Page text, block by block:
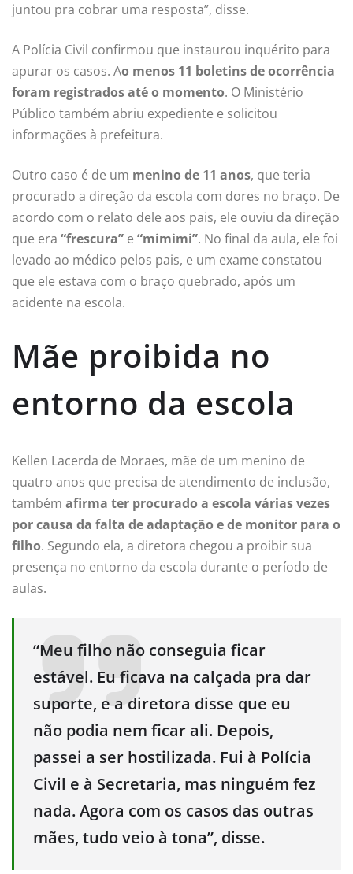
juntou pra cobrar uma resposta”, disse.
A Polícia Civil confirmou que instaurou inquérito para
apurar os casos. Ao menos 11 boletins de ocorrência
foram registrados até o momento. O Ministério
Público também abriu expediente e solicitou
informações à prefeitura.
Outro caso é de um menino de 11 anos, que teria
procurado a direção da escola com dores no braço. De
acordo com o relato dele aos pais, ele ouviu da direção
que era “frescura” e “mimimi”. No final da aula, ele foi
levado ao médico pelos pais, e um exame constatou
que ele estava com o braço quebrado, após um
acidente na escola.
Mãe proibida no
entorno da escola
Kellen Lacerda de Moraes, mãe de um menino de
quatro anos que precisa de atendimento de inclusão,
também afirma ter procurado a escola várias vezes
por causa da falta de adaptação e de monitor para o
filho. Segundo ela, a diretora chegou a proibir sua
presença no entorno da escola durante o período de
aulas.
“Meu filho não conseguia ficar
estável. Eu ficava na calçada pra dar
suporte, e a diretora disse que eu
não podia nem ficar ali. Depois,
passei a ser hostilizada. Fui à Polícia
Civil e à Secretaria, mas ninguém fez
nada. Agora com os casos das outras
mães, tudo veio à tona”, disse.